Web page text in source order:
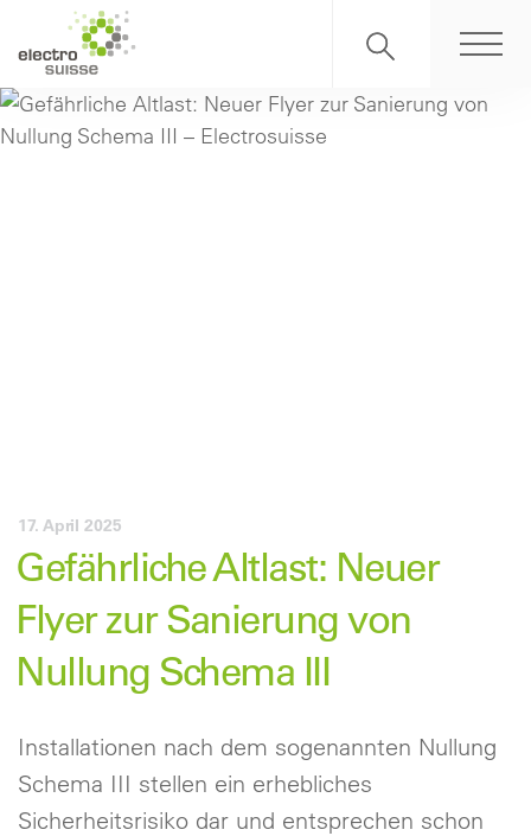
17. April 2025
Gefährliche Altlast: Neuer
Flyer zur Sanierung von
Nullung Schema III
Installationen nach dem sogenannten Nullung
Schema III stellen ein erhebliches
Sicherheitsrisiko dar und entsprechen schon